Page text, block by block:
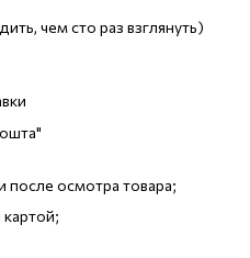
чем сто раз взглянуть)
после осмотра товара;